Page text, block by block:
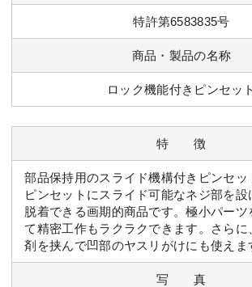
特許第6583835号
商品・製品の名称
ロック機能付きピンセット
特 徴
部品保持用のスライド機構付きピンセッ
ピンセットにスライド可能なネジ部を設
脱着できる画期的商品です。極小パーツ
て精密工作もラクラクできます。さらに
剤を挟んで凹部のヤスリがけにも使えま
写 真